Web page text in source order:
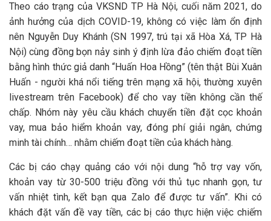
Theo cáo trạng của VKSND TP Hà Nội, cuối năm 2021, do
ảnh hưởng của dịch COVID-19, không có việc làm ổn định
nên Nguyễn Duy Khánh (SN 1997, trú tại xã Hòa Xá, TP Hà
Nội) cùng đồng bọn nảy sinh ý định lừa đảo chiếm đoạt tiền
bằng hình thức giả danh “Huấn Hoa Hồng” (tên thật Bùi Xuân
Huấn - người khá nổi tiếng trên mạng xã hội, thường xuyên
livestream trên Facebook) để cho vay tiền không cần thế
chấp. Nhóm này yêu cầu khách chuyển tiền đặt cọc khoản
vay, mua bảo hiểm khoản vay, đóng phí giải ngân, chứng
minh tài chính… nhằm chiếm đoạt tiền của khách hàng.
Các bị cáo chạy quảng cáo với nội dung “hỗ trợ vay vốn,
khoản vay từ 30-500 triệu đồng với thủ tục nhanh gọn, tư
vấn nhiệt tình, kết bạn qua Zalo để được tư vấn”. Khi có
khách đặt vấn đề vay tiền, các bị cáo thực hiện việc chiếm